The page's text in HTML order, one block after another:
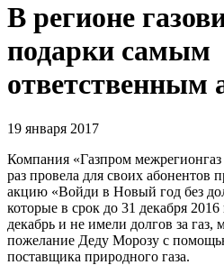
В регионе
подарки самым
ответственным
19 января 2017
Компания «Газпром
раз провела для своих
акцию «Войди в Новый год без
которые в срок до 31 декабря
декабрь и не имели долгов за газ,
пожелание Деду Морозу с
поставщика природного газа.